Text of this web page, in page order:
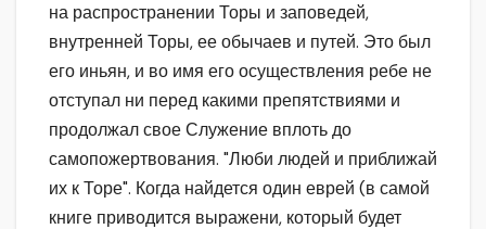
на распространении Торы и заповедей,
внутренней Торы, ее обычаев и путей. Это был
его иньян, и во имя его осуществления ребе не
отступал ни перед какими препятствиями и
продолжал свое Служение вплоть до
самопожертвования. "Люби людей и приближай
их к Торе". Когда найдется один еврей (в самой
книге приводится выражени, который будет